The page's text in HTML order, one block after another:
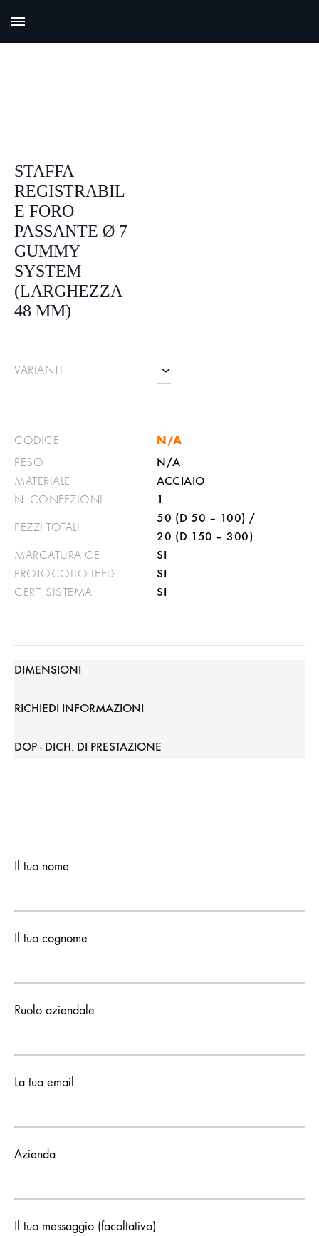
STAFFA
REGISTRABIL
E FORO
PASSANTE Ø 7
GUMMY
SYSTEM
(LARGHEZZA
48 MM)
VARIANTI
CODICE N/A
PESO N/A
MATERIALE ACCIAIO
N. CONFEZIONI 1
PEZZI TOTALI
50 (D 50 – 100) /
20 (D 150 – 300)
MARCATURA CE SI
PROTOCOLLO LEED SI
CERT. SISTEMA SI
DIMENSIONI
RICHIEDI INFORMAZIONI
DOP - DICH. DI PRESTAZIONE
Il tuo nome
Il tuo cognome
Ruolo aziendale
La tua email
Azienda
Il tuo messaggio (facoltativo)